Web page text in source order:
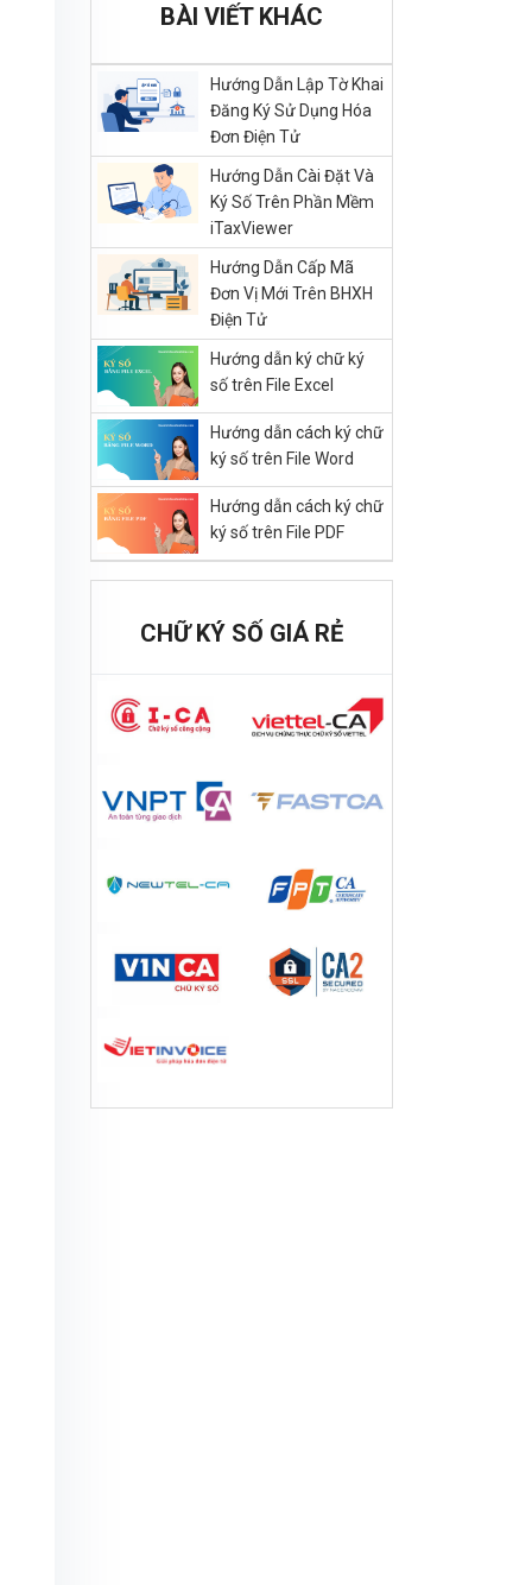
BÀI VIẾT KHÁC
Hướng Dẫn Lập Tờ Khai
Đăng Ký Sử Dụng Hóa
Đơn Điện Tử
Hướng Dẫn Cài Đặt Và
Ký Số Trên Phần Mềm
iTaxViewer
Hướng Dẫn Cấp Mã
Đơn Vị Mới Trên BHXH
Điện Tử
Hướng dẫn ký chữ ký
số trên File Excel
Hướng dẫn cách ký chữ
ký số trên File Word
Hướng dẫn cách ký chữ
ký số trên File PDF
CHỮ KÝ SỐ GIÁ RẺ